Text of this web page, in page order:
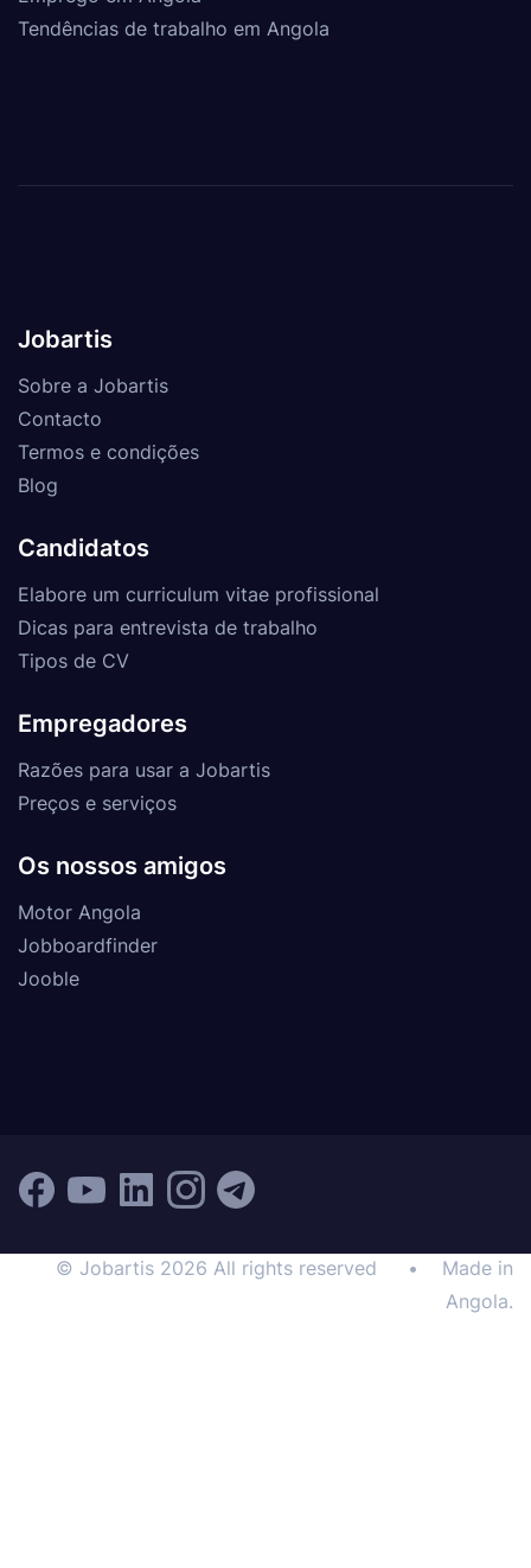
Tendências de trabalho em Angola
Jobartis
Sobre a Jobartis
Contacto
Termos e condições
Blog
Candidatos
Elabore um curriculum vitae profissional
Dicas para entrevista de trabalho
Tipos de CV
Empregadores
Razões para usar a Jobartis
Preços e serviços
Os nossos amigos
Motor Angola
Jobboardfinder
Jooble
© Jobartis 2026 All rights reserved •
Made in
Angola.